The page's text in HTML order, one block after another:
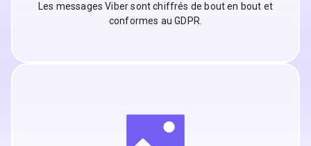
Les messages Viber sont chiffrés de bout en bout et
conformes au GDPR.